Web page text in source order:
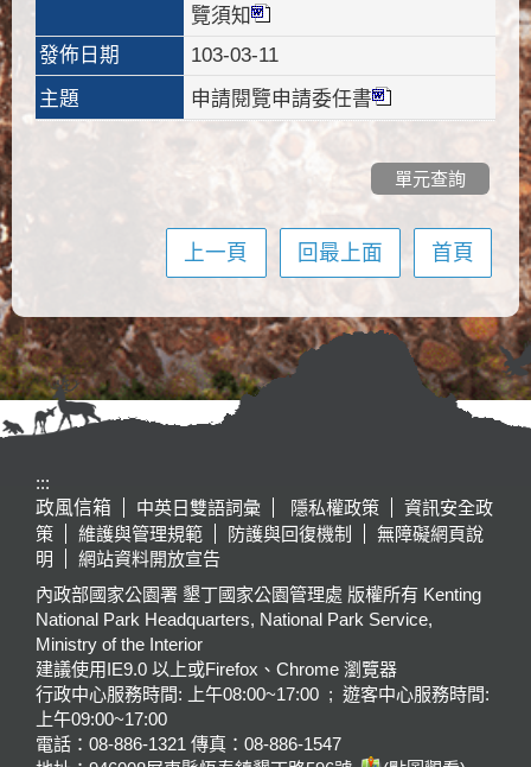
覽須知
發佈日期
103-03-11
主題
申請閱覽申請委任書
單元查詢
上一頁 回最上面 首頁
:::
政風信箱
中英日雙語詞彙 隱私權政策
資訊安全政
策
維護與管理規範 防護與回復機制
無障礙網頁說
明
網站資料開放宣告
內政部國家公園署 墾丁國家公園管理處 版權所有 Kenting
National Park Headquarters, National Park Service,
Ministry of the Interior
建議使用IE9.0 以上或Firefox、Chrome 瀏覽器
行政中心服務時間: 上午08:00~17:00 ; 遊客中心服務時間:
上午09:00~17:00
電話：08-886-1321 傳真：08-886-1547